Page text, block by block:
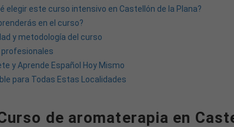
elegir este curso intensivo en Castellón de la Plana?
en el curso?
y metodología del curso
profesionales
y Aprende Español Hoy Mismo
para Todas Estas Localidades
de aromaterapia en